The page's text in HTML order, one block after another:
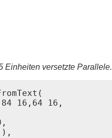
Einheiten versetzte Parallele.
16,64 16,